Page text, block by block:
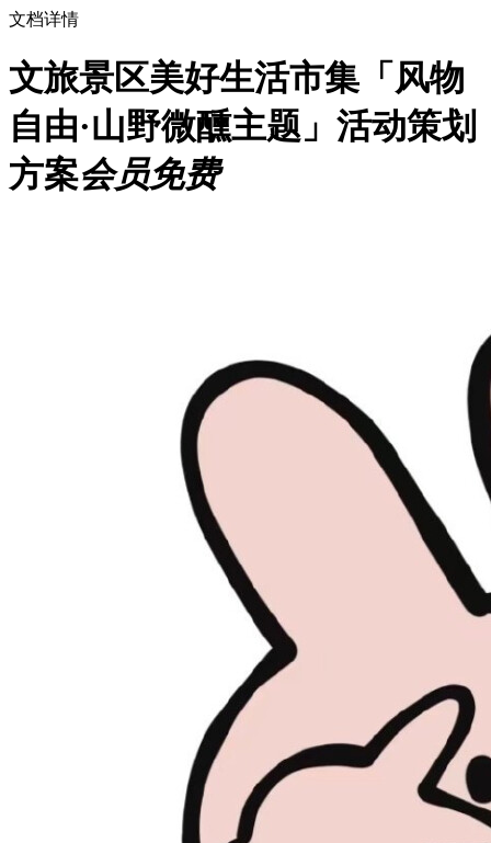
文档详情
文旅景区美好生活市集「风物
自由·山野微醺主题」活动策划
方案会员免费